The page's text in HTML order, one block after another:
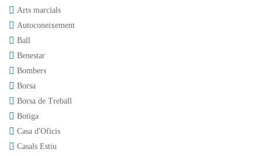
Arts marcials
Autoconeixement
Ball
Benestar
Bombers
Borsa
Borsa de Treball
Botiga
Casa d'Oficis
Casals Estiu